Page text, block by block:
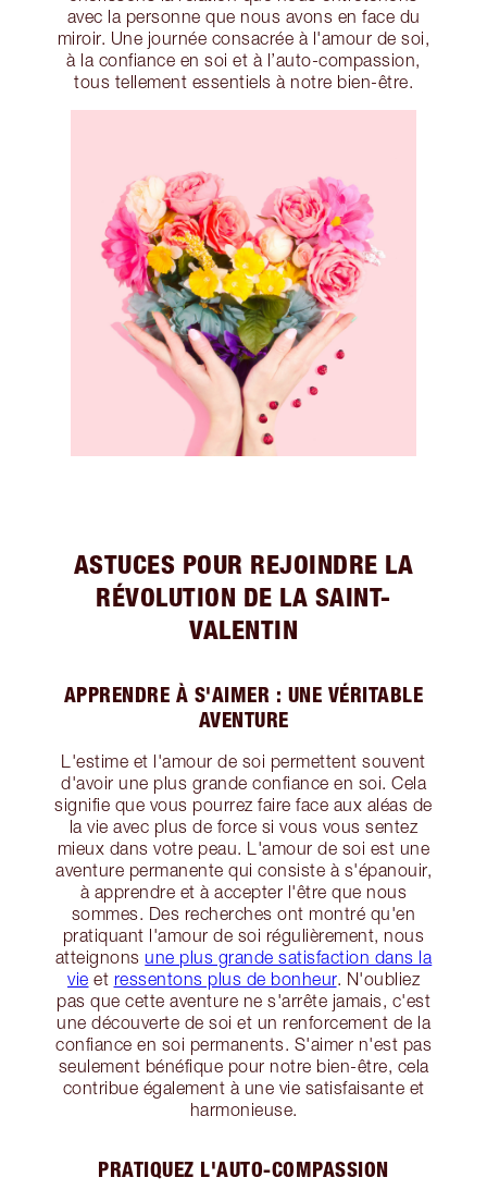
avec la personne que nous avons en face du
miroir. Une journée consacrée à l'amour de soi,
à la confiance en soi et à l’auto-compassion,
tous tellement essentiels à notre bien-être.
ASTUCES POUR REJOINDRE LA
RÉVOLUTION DE LA SAINT-
VALENTIN
APPRENDRE À S'AIMER : UNE VÉRITABLE
AVENTURE
L'estime et l'amour de soi permettent souvent
d'avoir une plus grande confiance en soi. Cela
signifie que vous pourrez faire face aux aléas de
la vie avec plus de force si vous vous sentez
mieux dans votre peau. L'amour de soi est une
aventure permanente qui consiste à s'épanouir,
à apprendre et à accepter l'être que nous
sommes. Des recherches ont montré qu'en
pratiquant l'amour de soi régulièrement, nous
atteignons une plus grande satisfaction dans la
vie et ressentons plus de bonheur. N'oubliez
pas que cette aventure ne s'arrête jamais, c'est
une découverte de soi et un renforcement de la
confiance en soi permanents. S'aimer n'est pas
seulement bénéfique pour notre bien-être, cela
contribue également à une vie satisfaisante et
harmonieuse.
PRATIQUEZ L'AUTO-COMPASSION